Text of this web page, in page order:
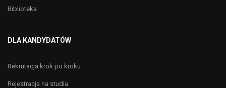
Biblioteka
DLA KANDYDATÓW
Rekrutacja krok po kroku
Rejestracja na studia